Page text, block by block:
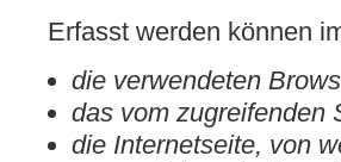
Erfasst werden können
die verwendeten
das vom zugreifenden
die Internetseite, von